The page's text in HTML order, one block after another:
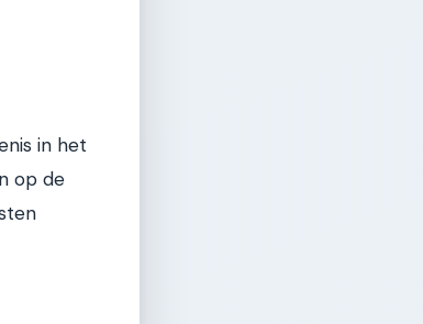
in het
op de